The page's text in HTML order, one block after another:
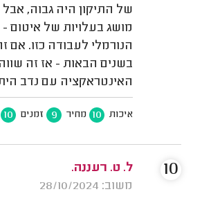
של התיקון היה גבוה,
מושג בעלויות של איטום
הנורמלי לעבודה כזו. אם
בשנים הבאות - אז זה
האינטראקציה עם נדב
איכות 10 מחיר 9 זמנים 10
ל. ט. רעננה.
משוב: 28/10/2024
10